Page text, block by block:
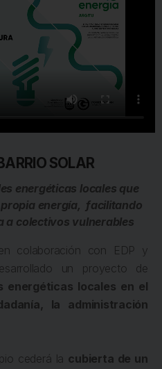
SOLAR
energéticas locales que
energía, facilitando
a colectivos vulnerables
colaboración con EDP y
un proyecto de
energéticas locales en el
la administración
cederá la cubierta de un